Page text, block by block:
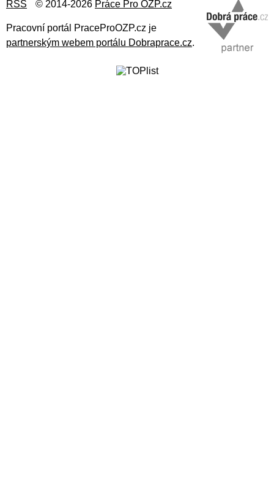
RSS © 2014-2026 Práce Pro OZP.cz
Pracovní portál PraceProOZP.cz je
partnerským webem portálu Dobraprace.cz.